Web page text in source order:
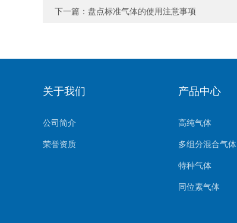
下一篇： 盘点标准气体的使用注意事项
关于我们
公司简介
荣誉资质
产品中心
高纯气体
多组分混合气体
特种气体
同位素气体